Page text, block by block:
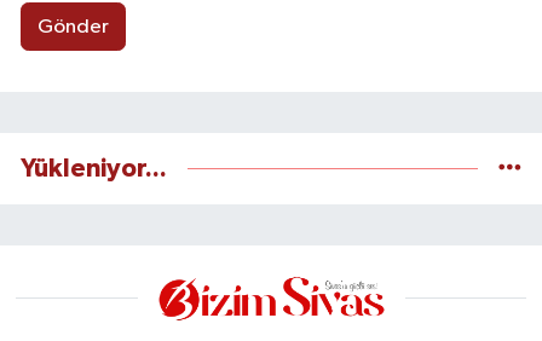
Gönder
Yükleniyor...